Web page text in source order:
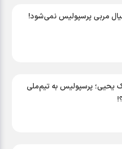
مربی پرسپولیس نمی‌شود!
پرسپولیس به تیم‌ملی